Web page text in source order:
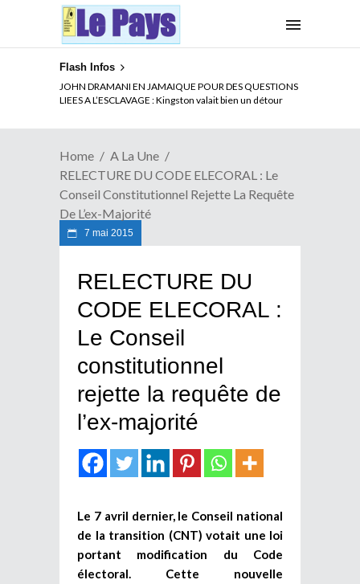
Flash Infos
ELECTION DE TALON A LA TETE DU SENAT BENINOIS :
Quand Patrice quitte le pouvoir sans partir !
Home
A La Une
RELECTURE DU CODE ELECORAL : Le
Conseil Constitutionnel Rejette La Requête
De L’ex-Majorité
7 mai 2015
RELECTURE DU
CODE ELECORAL :
Le Conseil
constitutionnel
rejette la requête de
l’ex-majorité
Le 7 avril dernier, le Conseil national
de la transition (CNT) votait une loi
portant modification du Code
électoral. Cette nouvelle